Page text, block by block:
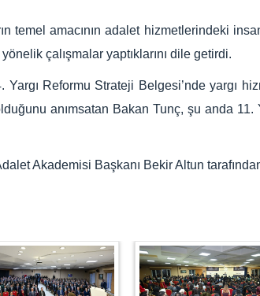
temel amacının adalet hizmetlerindeki
çalışmalar yaptıklarını dile getirdi.
Reformu Strateji Belgesi’nde yargı
anımsatan Bakan Tunç, şu anda 11.
Akademisi Başkanı Bekir Altun